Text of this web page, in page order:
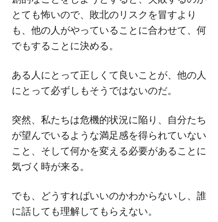
とても怖いので、敗北のリスクを冒すより
も、他の人がやっていることに合わせて、何
でもすることに決める。
ある人にとって正しくて良いことが、他の人
にとって必ずしもそうではないのだ。
突然、私たちは危機的状況に陥り、自分たち
が望んでいるような満足感を得られていない
こと、そして何かを変える必要があることに
気づく時が来る。
でも、どうすればいいのかわからないし、誰
に話しても理解してもらえない。